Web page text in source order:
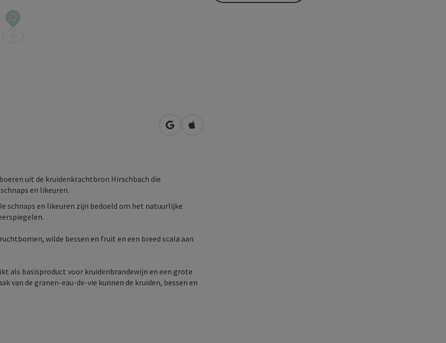
Openen in Google Maps
Openen in Apple Maps
uit de kruidenkrachtbron Hirschbach die
en likeuren.
schnaps en likeuren zijn bedoeld om het natuurlijke
wilde bessen en fruit en een breed scala aan
als basisproduct voor kruidenbrandewijn en een grote
van de granen-eau-de-vie kunnen de kruiden, bessen en